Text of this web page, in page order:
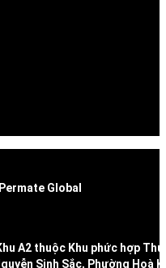
Global
A2 thuộc Khu phức hợp
Sinh Sắc, Phường Hoà